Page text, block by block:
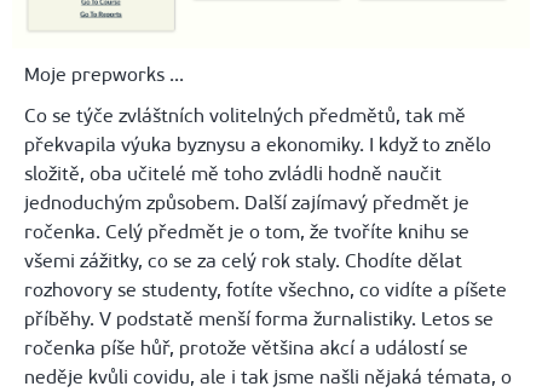
Moje prepworks ...
Co se týče zvláštních volitelných předmětů, tak mě
překvapila výuka byznysu a ekonomiky. I když to znělo
složitě, oba učitelé mě toho zvládli hodně naučit
jednoduchým způsobem. Další zajímavý předmět je
ročenka. Celý předmět je o tom, že tvoříte knihu se
všemi zážitky, co se za celý rok staly. Chodíte dělat
rozhovory se studenty, fotíte všechno, co vidíte a píšete
příběhy. V podstatě menší forma žurnalistiky. Letos se
ročenka píše hůř, protože většina akcí a událostí se
neděje kvůli covidu, ale i tak jsme našli nějaká témata, o